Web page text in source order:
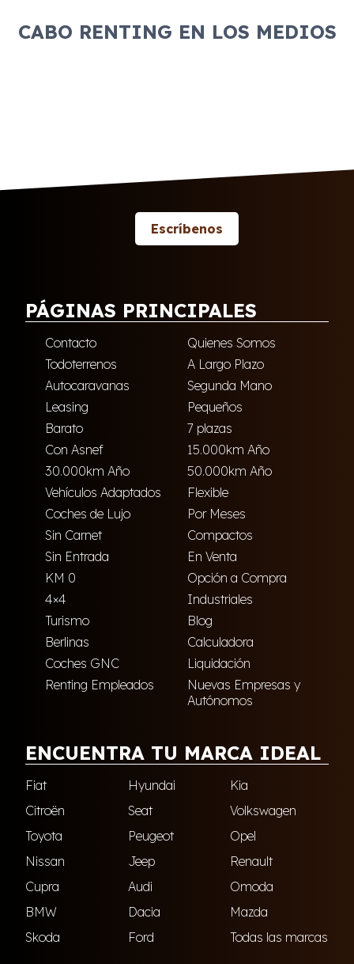
CABO RENTING EN LOS MEDIOS
Escríbenos
PÁGINAS PRINCIPALES
Contacto
Quienes Somos
Todoterrenos
A Largo Plazo
Autocaravanas
Segunda Mano
Leasing
Pequeños
Barato
7 plazas
Con Asnef
15.000km Año
30.000km Año
50.000km Año
Vehículos Adaptados
Flexible
Coches de Lujo
Por Meses
Sin Carnet
Compactos
Sin Entrada
En Venta
KM 0
Opción a Compra
4×4
Industriales
Turismo
Blog
Berlinas
Calculadora
Coches GNC
Liquidación
Renting Empleados
Nuevas Empresas y
Autónomos
ENCUENTRA TU MARCA IDEAL
Fiat Hyundai
Kia
Citroën
Seat
Volkswagen
Toyota
Peugeot
Opel
Nissan
Jeep
Renault
Cupra
Audi
Omoda
BMW
Dacia
Mazda
Skoda
Ford Todas las marcas